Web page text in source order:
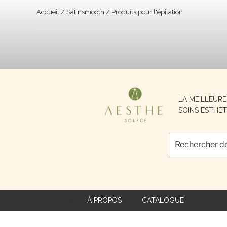
Accueil / Satinsmooth / Produits pour l'épilation
LA
SOINS
pour :
À PROPOS CATALOGUE